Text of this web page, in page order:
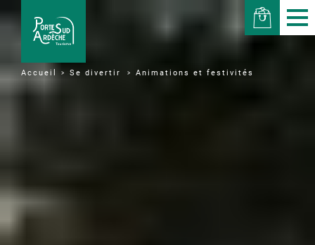
Accueil Se divertir Animations et festivités